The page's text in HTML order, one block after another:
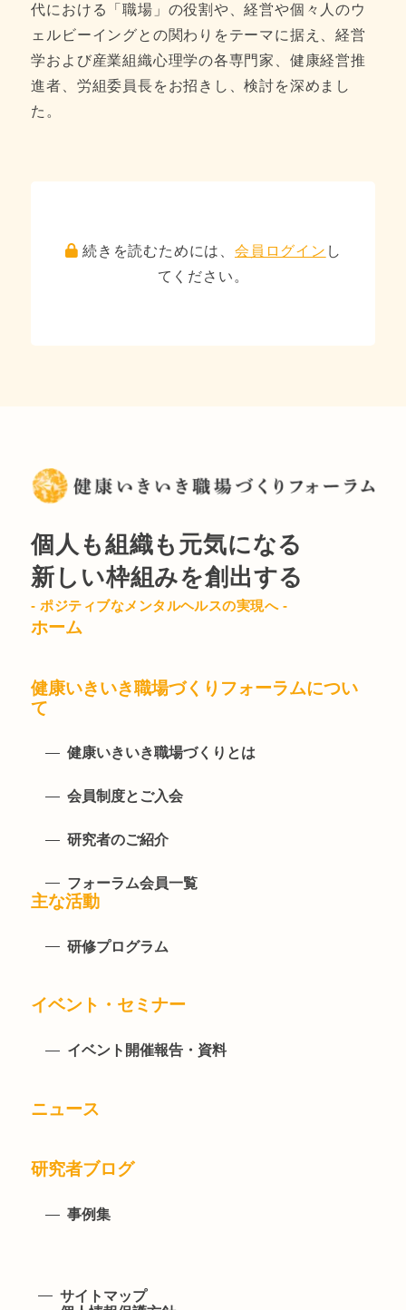
代における「職場」の役割や、経営や個々人のウ
ェルビーイングとの関わりをテーマに据え、経営
学および産業組織心理学の各専門家、健康経営推
進者、労組委員長をお招きし、検討を深めまし
た。
続きを読むためには、 会員ログイン し
てください。
個人も組織も元気になる
新しい枠組みを創出する
- ポジティブなメンタルヘルスの実現へ -
ホーム
健康いきいき職場づくりフォーラムについ
て
健康いきいき職場づくりとは
会員制度とご入会
研究者のご紹介
フォーラム会員一覧
主な活動
研修プログラム
イベント・セミナー
イベント開催報告・資料
ニュース
研究者ブログ
事例集
サイトマップ